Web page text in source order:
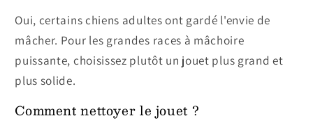
Oui, certains chiens adultes ont gardé l'envie de
mâcher. Pour les grandes races à mâchoire
puissante, choisissez plutôt un jouet plus grand et
plus solide.
Comment nettoyer le jouet ?